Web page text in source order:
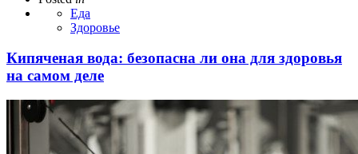
Еда
Здоровье
Кипяченая вода: безопасна ли она для здоровья
на самом деле